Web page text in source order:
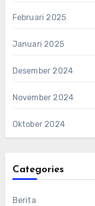
Februari 2025
Januari 2025
Desember 2024
November 2024
Oktober 2024
Categories
Berita